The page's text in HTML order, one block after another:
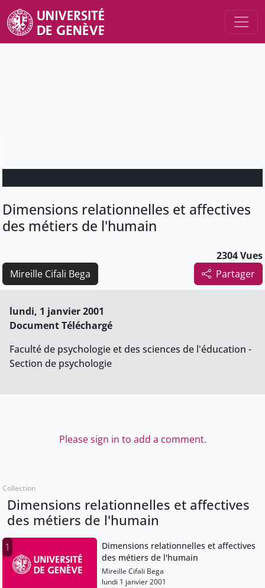
Dimensions relationnelles et affectives
des métiers de l'humain
2304 Vues
Partager
Mireille Cifali Bega
lundi, 1 janvier 2001
Document Téléchargé
Faculté de psychologie et des sciences de l'éducation -
Section de psychologie
Please sign in to add a comment.
Collection
Dimensions relationnelles et affectives
des métiers de l'humain
1
Dimensions relationnelles et affectives
des métiers de l'humain
Mireille Cifali Bega
lundi 1 janvier 2001